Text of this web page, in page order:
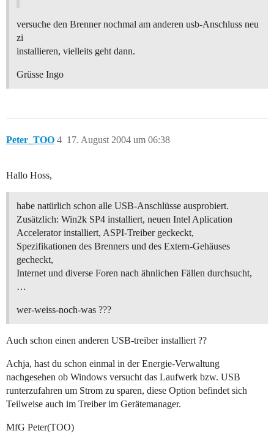
versuche den Brenner nochmal am anderen usb-Anschluss neu
zi
installieren, vielleits geht dann.
Grüsse Ingo
Peter_TOO 17. August 2004 um 06:38
4
Hallo Hoss,
habe natürlich schon alle USB-Anschlüsse ausprobiert.
Zusätzlich: Win2k SP4 installiert, neuen Intel Aplication
Accelerator installiert, ASPI-Treiber geckeckt,
Spezifikationen des Brenners und des Extern-Gehäuses
gecheckt,
Internet und diverse Foren nach ähnlichen Fällen durchsucht,
…
wer-weiss-noch-was ???
Auch schon einen anderen USB-treiber installiert ??
Achja, hast du schon einmal in der Energie-Verwaltung
nachgesehen ob Windows versucht das Laufwerk bzw. USB
runterzufahren um Strom zu sparen, diese Option befindet sich
Teilweise auch im Treiber im Gerätemanager.
MfG Peter(TOO)